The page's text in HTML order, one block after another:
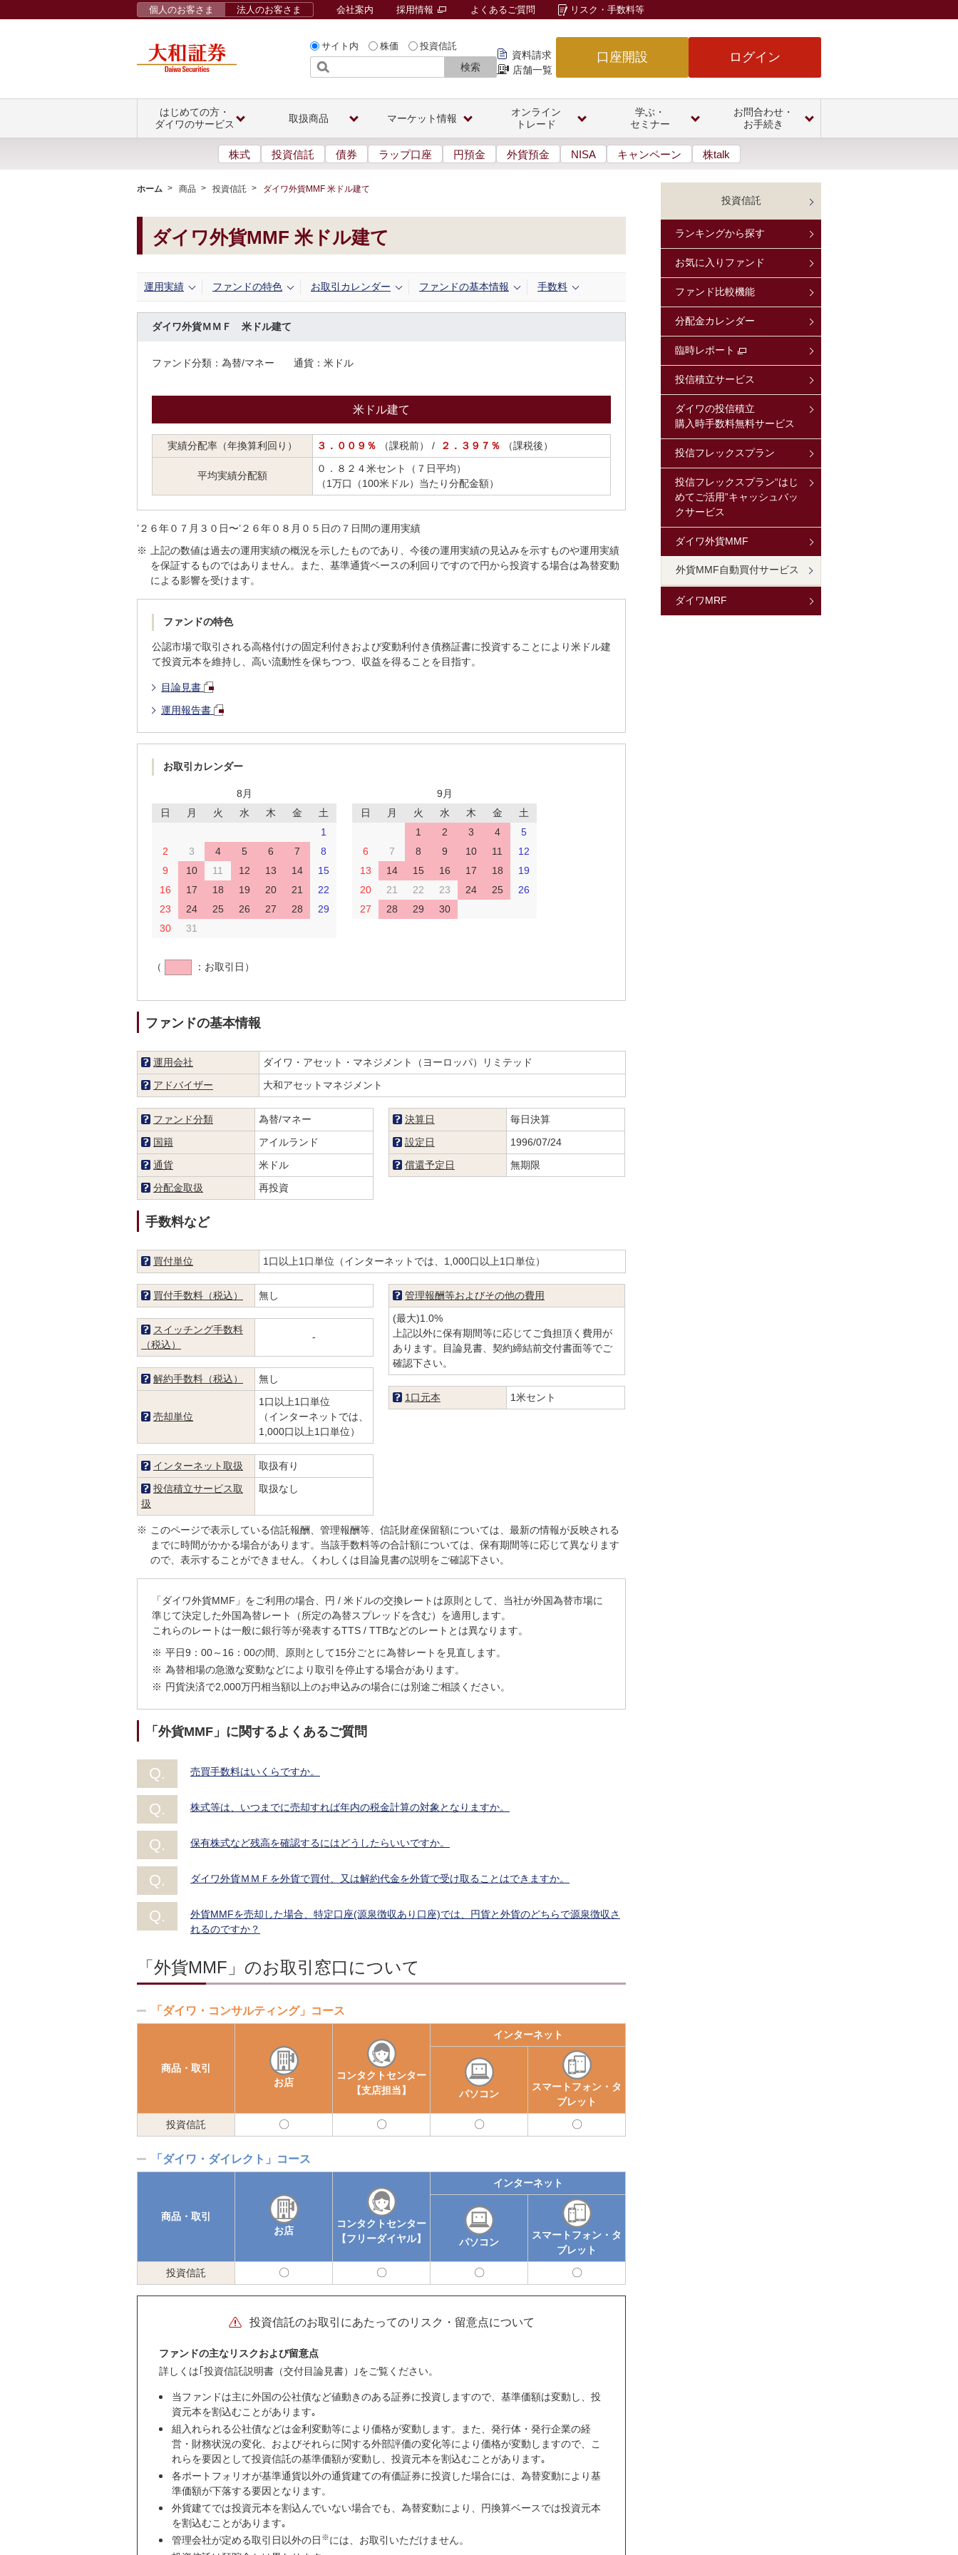
サイト内 株価 投資信託
検索
資料請求
店舗一覧
口座開設 ログイン
個人のお客さま 法人のお客さま 会社案内 採用情報 よくあるご質問 リスク・手数料等
はじめての方・
ダイワのサービス
取扱商品 マーケット情報
オンライン
トレード
学ぶ・
セミナー
お問合わせ・
お手続き
株式 投資信託 債券 ラップ口座 円預金 外貨預金 NISA キャンペーン 株talk
ホーム 商品 投資信託 ダイワ外貨MMF 米ドル建て
ダイワ外貨MMF 米ドル建て
運用実績 ファンドの特色 お取引カレンダー ファンドの基本情報 手数料
ダイワ外貨ＭＭＦ 米ドル建て
ファンド分類：為替/マネー 通貨：米ドル
米ドル建て
実績分配率（年換算利回り） ３．００９％ （課税前） / ２．３９７％ （課税後）
平均実績分配額
０．８２４米セント（７日平均）
（1万口（100米ドル）当たり分配金額）
’２６年０７月３０日〜’２６年０８月０５日の７日間の運用実績
※
上記の数値は過去の運用実績の概況を示したものであり、今後の運用実績の見込みを示すものや運用実績
を保証するものではありません。また、基準通貨ベースの利回りですので円から投資する場合は為替変動
による影響を受けます。
ファンドの特色
公認市場で取引される高格付けの固定利付きおよび変動利付き債務証書に投資することにより米ドル建
て投資元本を維持し、高い流動性を保ちつつ、収益を得ることを目指す。
目論見書
運用報告書
お取引カレンダー
8月
日
月 火 水 木 金
土
1
2
3 4 5 6 7
8
9
10 11 12 13 14
15
16
17 18 19 20 21
22
23
24 25 26 27 28
29
30
31
9月
日
月 火 水 木 金
土
1
2 3 4
5
6
7 8 9 10 11
12
13
14 15 16 17 18
19
20
21 22 23 24 25
26
27
28 29 30
（ ：お取引日）
ファンドの基本情報
運用会社
ダイワ・アセット・マネジメント（ヨーロッパ）リミテッド
アドバイザー
大和アセットマネジメント
ファンド分類
為替/マネー
国籍
アイルランド
通貨
米ドル
分配金取扱
再投資
決算日
毎日決算
設定日
1996/07/24
償還予定日
無期限
手数料など
買付単位 1口以上1口単位（インターネットでは、1,000口以上1口単位）
買付手数料（税込） 無し
スイッチング手数料
（税込）
-
解約手数料（税込） 無し
売却単位
1口以上1口単位
（インターネットでは、
1,000口以上1口単位）
インターネット取扱
取扱有り
投信積立サービス取
扱
取扱なし
管理報酬等およびその他の費用
(最大)1.0%
上記以外に保有期間等に応じてご負担頂く費用が
あります。目論見書、契約締結前交付書面等でご
確認下さい。
1口元本 1米セント
※ このページで表示している信託報酬、管理報酬等、信託財産保留額については、最新の情報が反映される
までに時間がかかる場合があります。当該手数料等の合計額については、保有期間等に応じて異なります
ので、表示することができません。くわしくは目論見書の説明をご確認下さい。
「ダイワ外貨MMF」をご利用の場合、円 / 米ドルの交換レートは原則として、当社が外国為替市場に
準じて決定した外国為替レート（所定の為替スプレッドを含む）を適用します。
これらのレートは一般に銀行等が発表するTTS / TTBなどのレートとは異なります。
※ 平日9：00～16：00の間、原則として15分ごとに為替レートを見直します。
※ 為替相場の急激な変動などにより取引を停止する場合があります。
※ 円貨決済で2,000万円相当額以上のお申込みの場合には別途ご相談ください。
「外貨MMF」に関するよくあるご質問
売買手数料はいくらですか。
株式等は、いつまでに売却すれば年内の税金計算の対象となりますか。
保有株式など残高を確認するにはどうしたらいいですか。
ダイワ外貨ＭＭＦを外貨で買付、又は解約代金を外貨で受け取ることはできますか。
外貨MMFを売却した場合、特定口座(源泉徴収あり口座)では、円貨と外貨のどちらで源泉徴収さ
れるのですか？
「外貨MMF」のお取引窓口について
「ダイワ・コンサルティング」コース
商品・取引
お店
コンタクト センター
【支店担当】
インターネット
パソコン
スマートフォン・タ
ブレット
投資信託
可
能
可
能
可
能
可
能
「ダイワ・ダイレクト」コース
商品・取引
お店
コンタクト センター
【フリーダイヤル】
インターネット
パソコン
スマートフォン・タ
ブレット
投資信託
可
能
可
能
可
能
可
能
投資信託のお取引にあたってのリスク・留意点について
ファンドの主なリスクおよび留意点
詳しくは｢投資信託説明書（交付目論見書）｣をご覧ください。
当ファンドは主に外国の公社債など値動きのある証券に投資しますので、基準価額は変動し、投
資元本を割込むことがあります｡
組入れられる公社債などは金利変動等により価格が変動します。また、発行体・発行企業の経
営・財務状況の変化、およびそれらに関する外部評価の変化等により価格が変動しますので、こ
れらを要因として投資信託の基準価額が変動し、投資元本を割込むことがあります｡
各ポートフォリオが基準通貨以外の通貨建ての有価証券に投資した場合には、為替変動により基
準価額が下落する要因となります。
外貨建てでは投資元本を割込んでいない場合でも、為替変動により、円換算ベースでは投資元本
を割込むことがあります｡
管理会社が定める取引日以外の日 ※には、お取引いただけません。
投資信託
ランキングから探す
お気に入りファンド
ファンド比較機能
分配金カレンダー
臨時レポート
投信積立サービス
ダイワの投信積立
購入時手数料無料サービス
投信フレックスプラン
投信フレックスプラン“はじ
めてご活用”キャッシュバッ
クサービス
ダイワ外貨MMF
外貨MMF自動買付サービス
ダイワMRF